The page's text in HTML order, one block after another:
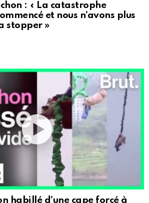
: « La catastrophe
et nous n’avons plus
stopper »
habillé d’une cape forcé à